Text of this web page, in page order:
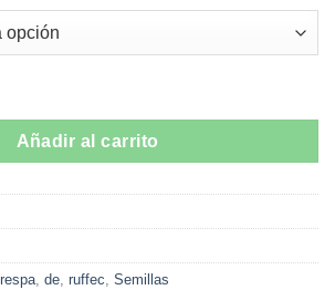
desde
$47.980
Corazon de Oro cantidad
Añadir al carrito
, de, ruffec, Semillas